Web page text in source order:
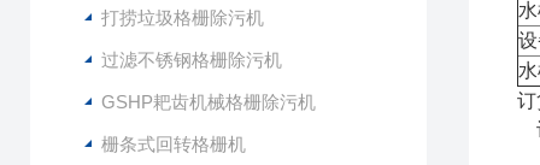
打捞垃圾格栅除污机
过滤不锈钢格栅除污机
GSHP耙齿机械格栅除污机
栅条式回转格栅机
订